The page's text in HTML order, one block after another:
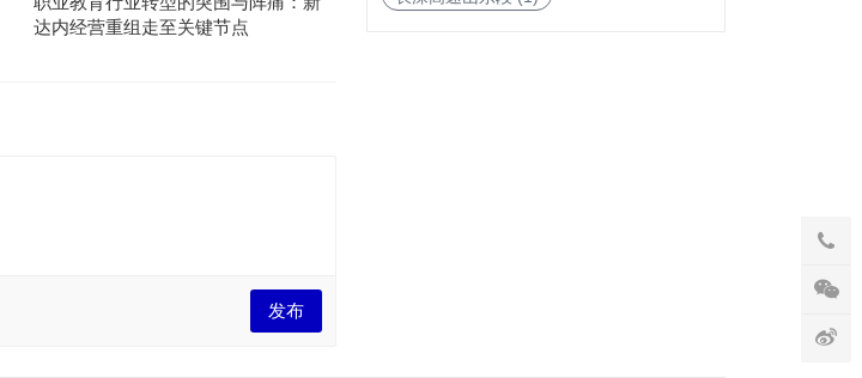
达内经营重组走至关键节点
发布